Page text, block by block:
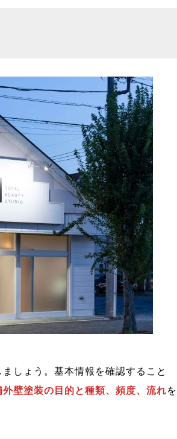
しょう。基本情報を確認すること
外壁塗装の目的と種類、頻度、流れを